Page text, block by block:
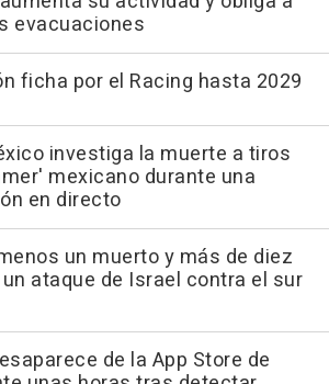
evacuaciones
ficha por el Racing hasta 2029
investiga la muerte a tiros
mexicano durante una
en directo
un muerto y más de diez
ataque de Israel contra el sur
de la App Store de